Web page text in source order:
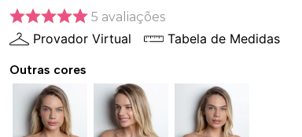
5 avaliações
Provador Virtual Tabela de Medidas
Outras cores